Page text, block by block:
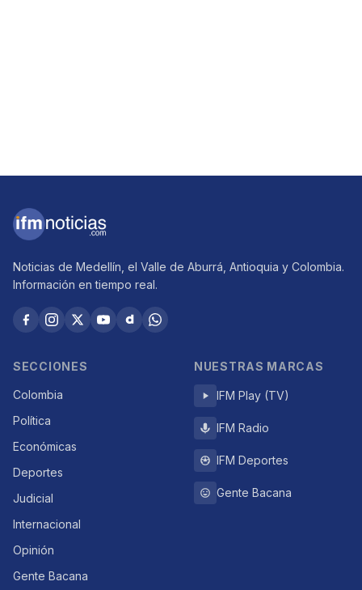
Noticias de Medellín, el Valle de Aburrá, Antioquia y Colombia.
Información en tiempo real.
SECCIONES
Colombia
Política
Económicas
Deportes
Judicial
Internacional
Opinión
Gente Bacana
NUESTRAS MARCAS
IFM Play (TV)
IFM Radio
IFM Deportes
Gente Bacana